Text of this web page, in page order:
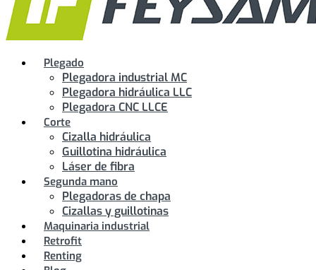
Plegado
Plegadora industrial MC
Plegadora hidráulica LLC
Plegadora CNC LLCE
Corte
Cizalla hidráulica
Guillotina hidráulica
Láser de fibra
Segunda mano
Plegadoras de chapa
Cizallas y guillotinas
Maquinaria industrial
Retrofit
Renting